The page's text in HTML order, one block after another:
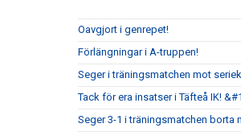
Oavgjort i genrepet!
Förlängningar i A-truppen!
Seger i träningsmatchen mot
Tack för era insatser i Täfteå IK!
Seger 3-1 i träningsmatchen borta